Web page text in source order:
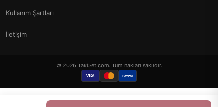
Kullanım Şartları
İletişim
© 2026 TakiSet.com. Tüm hakları saklıdır.
VISA PayPal